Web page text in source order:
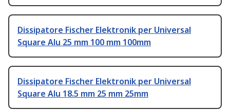
Dissipatore Fischer Elektronik per Universal
Square Alu 25 mm 100 mm 100mm
Dissipatore Fischer Elektronik per Universal
Square Alu 18.5 mm 25 mm 25mm